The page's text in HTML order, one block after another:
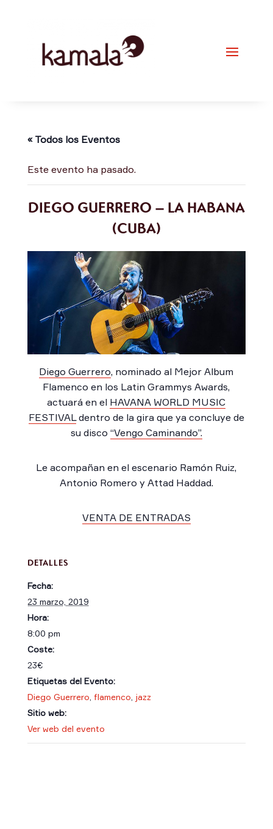
« Todos los Eventos
Este evento ha pasado.
DIEGO GUERRERO – LA HABANA
(CUBA)
Diego Guerrero, nominado al Mejor Album
Flamenco en los Latin Grammys Awards,
actuará en el HAVANA WORLD MUSIC
FESTIVALdentro de la gira que ya concluye de
su disco “Vengo Caminando”.
Le acompañan en el escenario Ramón Ruiz,
Antonio Romero y Attad Haddad.
VENTA DE ENTRADAS
DETALLES
Fecha:
23 marzo, 2019
Hora:
8:00 pm
Coste:
23€
Etiquetas del Evento:
Diego Guerrero flamenco jazz
Sitio web:
Ver web del evento